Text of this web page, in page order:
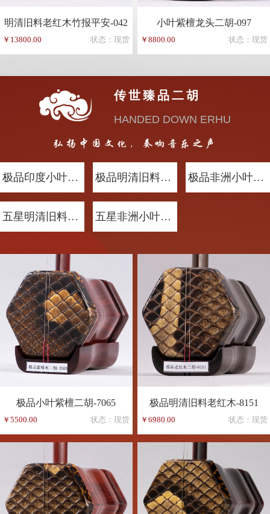
明清旧料老红木竹报平安-042
￥13800.00 状态：现货
小叶紫檀龙头二胡-097
￥8800.00 状态：现货
传世臻品二胡
HANDED DOWN ERHU
弘扬中国文化，奏响音乐之声
极品印度小叶紫檀木 极品明清旧料老红木 极品非洲小叶紫檀木
五星明清旧料老红木 五星非洲小叶紫檀木
极品小叶紫檀二胡-7065
￥5500.00 状态：现货
极品明清旧料老红木-8151
￥6980.00 状态：现货